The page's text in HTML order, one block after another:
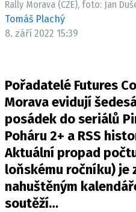
TESTY
Rally Morava (CZE), foto: Jan
Tomáš Plachý
8. září 2022 15:39
Pořadatelé Futures
Morava evidují
posádek do seriálů
Poháru 2+ a RSS
Aktuální propad
loňskému ročníku) je
nahuštěným
soutěží…